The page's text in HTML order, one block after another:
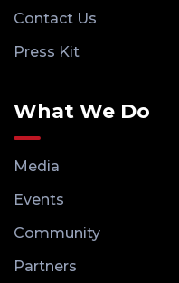
Contact Us
Press Kit
What We Do
Media
Events
Community
Partners